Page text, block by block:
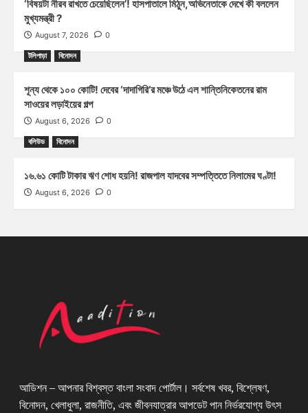
‘বিষয়টা নীরব রাখতে চেয়েছিলেন’! হাসপাতালে মিঠুন,অভিনেতাকে দেখে কী বললেন
মুখ্যমন্ত্রী ?
August 7, 2026 0
টলিপাড়া বিনোদন
শূন্য থেকে ১০০ কোটি! দেবের ‘দাদাগিরি’র মঞ্চে উঠে এল শান্তিনিকেতনের রাম
সাওয়ের লড়াইয়ের গল্প
August 6, 2026 0
বলিউড বিনোদন
১৬.৬১ কোটি টাকার ঋণ শোধ হয়নি! রাজপাল যাদবের সম্পত্তিতে নিলামের ঘণ্টা!
August 6, 2026 0
আডিশন – আপনার বিশ্বস্ত বাংলা সংবাদ পোর্টাল। সর্বশেষ খবর, বিশ্লেষণ,
বিনোদন, খেলাধুলা, রাজনীতি, এবং জীবনযাত্রার আপডেট পান নির্ভরযোগ্য উৎস